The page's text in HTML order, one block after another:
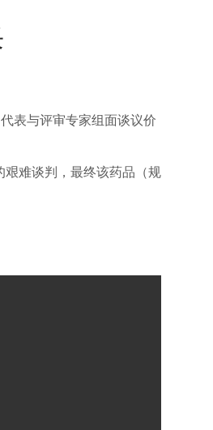
表与评审专家组面谈议价
难谈判，最终该药品（规